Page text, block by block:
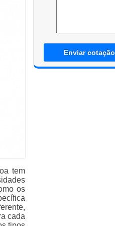
tem
os
cada
Enviar cotação